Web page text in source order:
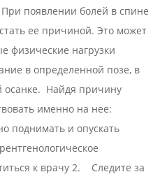
появлении болей в спине
ее причиной. Это может
физические нагрузки
в определенной позе, в
осанке. Найдя причину
именно на нее:
поднимать и опускать
к врачу 2. Следите за